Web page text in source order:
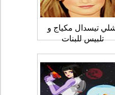
تيسدال مكياج و
تلبيس للبنات